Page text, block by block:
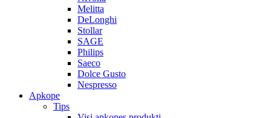
Melitta
DeLonghi
Stollar
SAGE
Philips
Saeco
Dolce Gusto
Nespresso
Apkope
Tips